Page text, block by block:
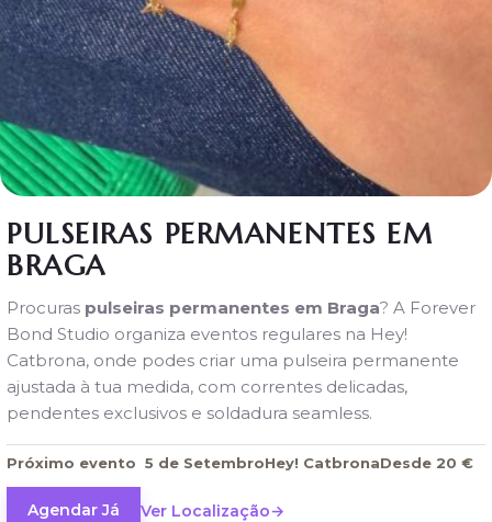
PULSEIRAS
PERMANENTES
PORTUGAL
Porto
Lisboa
Guimarães
Braga
OUTRAS
Pulseira
de Pé
Create
Your
Story
Colares
Permanentes
PULSEIRAS PERMANENTES EM
BRAGA
Procuras pulseiras permanentes em Braga? A Forever
Bond Studio organiza eventos regulares na Hey!
Catbrona, onde podes criar uma pulseira permanente
ajustada à tua medida, com correntes delicadas,
pendentes exclusivos e soldadura seamless.
Próximo evento 5 de SetembroHey! CatbronaDesde 20 €
Agendar Já Ver Localização